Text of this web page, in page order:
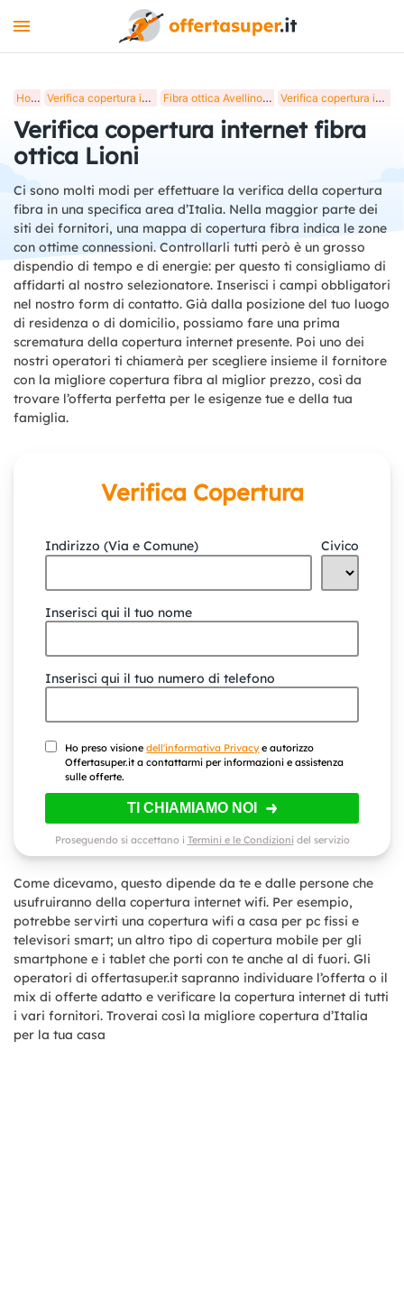
MOBILE
LUCE E GAS
STREAMING
STRUMENTI +
BLOG
Home Verifica copertura internet fibra ottica in Italia Fibra ottica Avellino, verifica copertura internet Verifica copertura internet fibra ottica Lioni
Verifica copertura internet fibra
ottica Lioni
Ci sono molti modi per effettuare la verifica della copertura
fibra in una specifica area d’Italia. Nella maggior parte dei
siti dei fornitori, una mappa di copertura fibra indica le zone
con ottime connessioni. Controllarli tutti però è un grosso
dispendio di tempo e di energie: per questo ti consigliamo di
affidarti al nostro selezionatore. Inserisci i campi obbligatori
nel nostro form di contatto. Già dalla posizione del tuo luogo
di residenza o di domicilio, possiamo fare una prima
scrematura della copertura internet presente. Poi uno dei
nostri operatori ti chiamerà per scegliere insieme il fornitore
con la migliore copertura fibra al miglior prezzo, così da
trovare l’offerta perfetta per le esigenze tue e della tua
famiglia.
Verifica Copertura
Indirizzo (Via e Comune) Civico
Inserisci qui il tuo nome
Inserisci qui il tuo numero di telefono
Ho preso visionedell'informativa Privacye autorizzo
Offertasuper.it a contattarmi per informazioni e assistenza
sulle offerte.
TI CHIAMIAMO NOI
Proseguendo si accettano i Termini e le Condizioni del servizio
Come dicevamo, questo dipende da te e dalle persone che
usufruiranno della copertura internet wifi. Per esempio,
potrebbe servirti una copertura wifi a casa per pc fissi e
televisori smart; un altro tipo di copertura mobile per gli
smartphone e i tablet che porti con te anche al di fuori. Gli
operatori di offertasuper.it sapranno individuare l’offerta o il
mix di offerte adatto e verificare la copertura internet di tutti
i vari fornitori. Troverai così la migliore copertura d’Italia
per la tua casa